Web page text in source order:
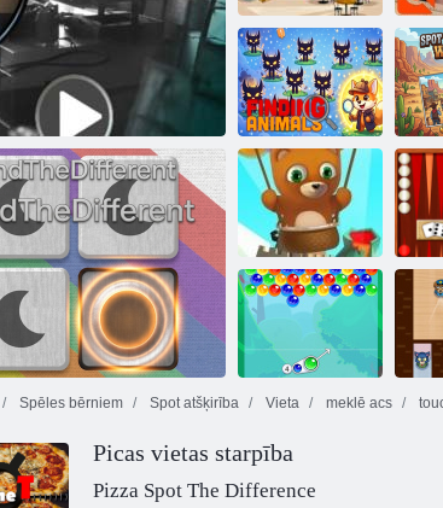
Atrodi atšķirību detektīvu
Detektīvs
tiešsaistē
Dzīvnieku
atrašana
Burbuļu šāvējs
bezgalīgs
Burbulis
Charms
Spēles bērniem Spot atšķirība Vieta meklē acs
Picas vietas starpība
Pizza Spot The Difference